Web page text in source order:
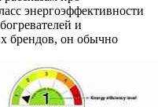
энергоэффективности
и
брендов, он обычно